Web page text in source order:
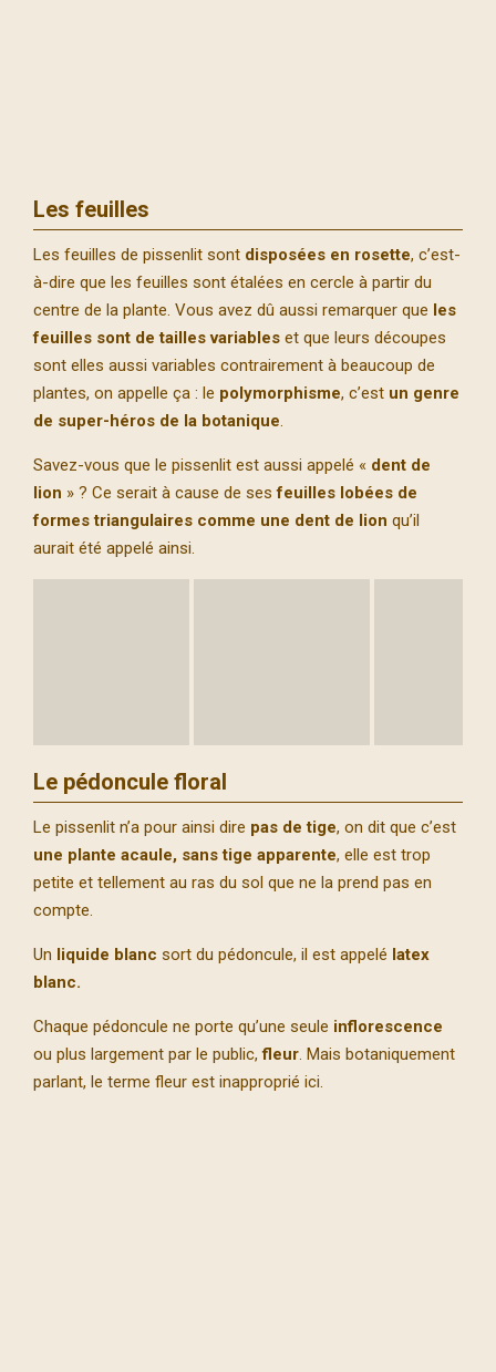
Les feuilles
Les feuilles de pissenlit sont disposées en rosette, c’est-
à-dire que les feuilles sont étalées en cercle à partir du
centre de la plante. Vous avez dû aussi remarquer que les
feuilles sont de tailles variables et que leurs découpes
sont elles aussi variables contrairement à beaucoup de
plantes, on appelle ça : le polymorphisme, c’est un genre
de super-héros de la botanique.
Savez-vous que le pissenlit est aussi appelé « dent de
lion » ? Ce serait à cause de sesfeuilles lobées de
formes triangulaires comme une dent de lion qu’il
aurait été appelé ainsi.
Le pédoncule floral
Le pissenlit n’a pour ainsi dire pas de tige, on dit que c’est
une plante acaule, sans tige apparente, elle est trop
petite et tellement au ras du sol que ne la prend pas en
compte.
Un liquide blanc sort du pédoncule, il est appelé latex
blanc.
Chaque pédoncule ne porte qu’une seule inflorescence
ou plus largement par le public,fleur. Mais botaniquement
parlant, le terme fleur est inapproprié ici.